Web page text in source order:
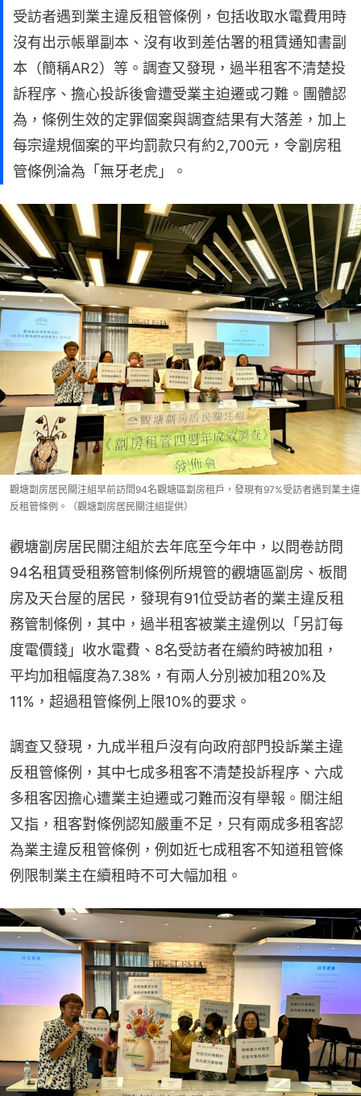
受訪者遇到業主違反租管條例，包括收取水電費用時
沒有出示帳單副本、沒有收到差估署的租賃通知書副
本（簡稱AR2）等。調查又發現，過半租客不清楚投
訴程序、擔心投訴後會遭受業主迫遷或刁難。團體認
為，條例生效的定罪個案與調查結果有大落差，加上
每宗違規個案的平均罰款只有約2,700元，令劏房租
管條例淪為「無牙老虎」。
觀塘劏房居民關注組早前訪問94名觀塘區劏房租戶，發現有97%受訪者遇到業主違
反租管條例。（觀塘劏房居民關注組提供）
觀塘劏房居民關注組於去年底至今年中，以問卷訪問
94名租賃受租務管制條例所規管的觀塘區劏房、板間
房及天台屋的居民，發現有91位受訪者的業主違反租
務管制條例，其中，過半租客被業主違例以「另訂每
度電價錢」收水電費、8名受訪者在續約時被加租，
平均加租幅度為7.38%，有兩人分別被加租20%及
11%，超過租管條例上限10%的要求。
調查又發現，九成半租戶沒有向政府部門投訴業主違
反租管條例，其中七成多租客不清楚投訴程序、六成
多租客因擔心遭業主迫遷或刁難而沒有舉報。關注組
又指，租客對條例認知嚴重不足，只有兩成多租客認
為業主違反租管條例，例如近七成租客不知道租管條
例限制業主在續租時不可大幅加租。